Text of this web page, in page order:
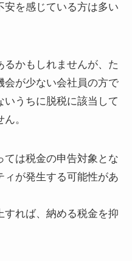
を感じている方は多い
かもしれませんが、た
会が少ない会社員の方で
うちに脱税に該当して
。
は税金の申告対象とな
ィが発生する可能性があ
すれば、納める税金を抑